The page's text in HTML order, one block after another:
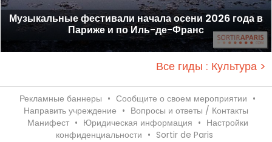
Музыкальные фестивали начала осени 2026 года в
Париже и по Иль-де-Франс
Все гиды : Культура >
Рекламные баннеры • Сообщите о своем мероприятии •
Направить учреждение • Вопросы и ответы / Контакты
Манифест • Юридическая информация • Настройки
конфиденциальности • Sortir de Paris